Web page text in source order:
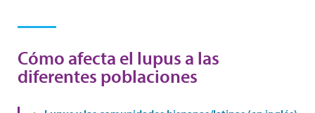
Cómo afecta el lupus a las
diferentes poblaciones